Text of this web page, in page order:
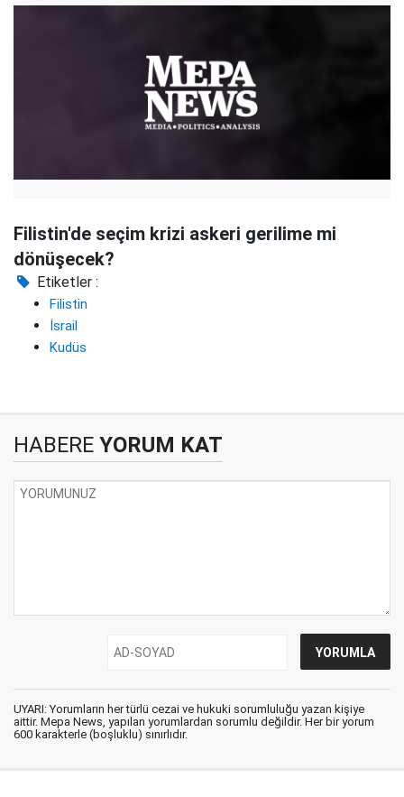
Filistin'de seçim krizi askeri gerilime mi
dönüşecek?
Etiketler :
Filistin
İsrail
Kudüs
HABERE YORUM KAT
UYARI: Yorumların her türlü cezai ve hukuki sorumluluğu yazan kişiye
aittir. Mepa News, yapılan yorumlardan sorumlu değildir. Her bir yorum
600 karakterle (boşluklu) sınırlıdır.